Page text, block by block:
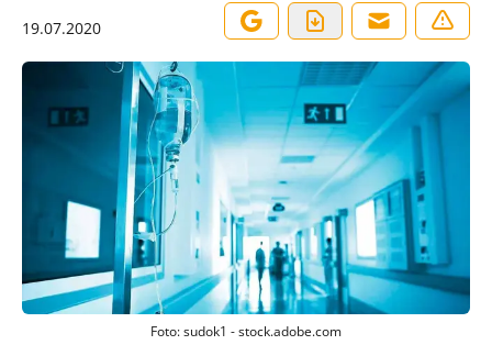
19.07.2020
Foto: sudok1 - stock.adobe.com